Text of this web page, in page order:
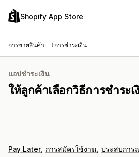
Shopify App Store
การขายสินค้า การชำระเงิน
แอปชำระเงิน
ให้ลูกค้าเลือกวิธีการชำระเ
Pay Later การสมัครใช้งาน ประสบการ